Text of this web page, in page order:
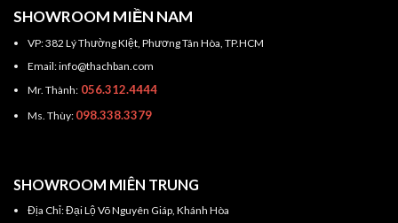
SHOWROOM MIỀN NAM
VP: 382 Lý Thường KIệt, Phương Tân Hòa, TP.HCM
Email: info@thachban.com
Mr. Thành:056.312.4444
Ms. Thùy: 098.338.3379
SHOWROOM MIÊN TRUNG
Địa Chỉ: Đại Lộ Võ Nguyên Giáp, Khánh Hòa